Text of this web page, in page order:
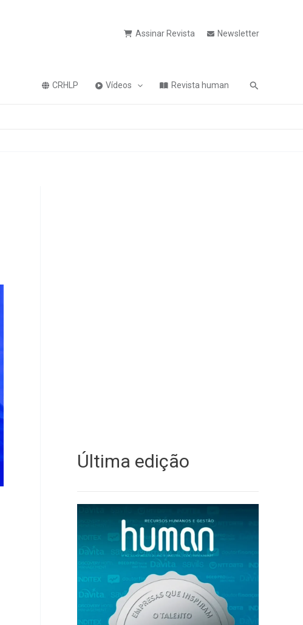
Assinar Revista Newsletter
CRHLP Vídeos Revista human Pesquisa
Última edição